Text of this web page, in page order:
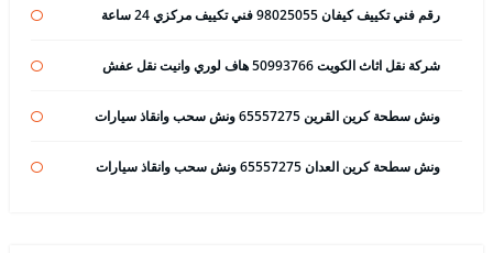
رقم فني تكييف كيفان 98025055 فني تكييف مركزي 24 ساعة
شركة نقل اثاث الكويت 50993766 هاف لوري وانيت نقل عفش
ونش سطحة كرين القرين 65557275 ونش سحب وانقاذ سيارات
ونش سطحة كرين العدان 65557275 ونش سحب وانقاذ سيارات